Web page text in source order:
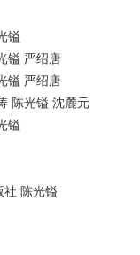
镒
镒 严绍唐
镒 严绍唐
陈光镒 沈麓元
镒
社 陈光镒